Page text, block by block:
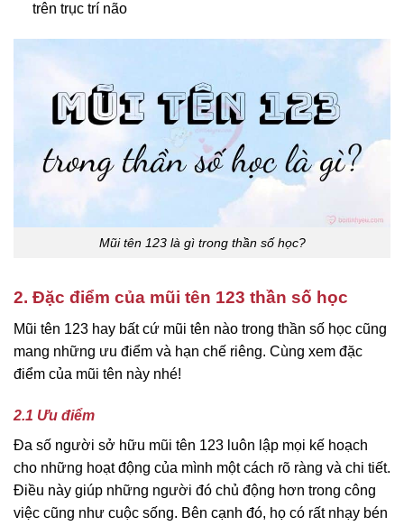
trên trục trí não
Mũi tên 123 là gì trong thần số học?
2. Đặc điểm của mũi tên 123 thần số học
Mũi tên 123 hay bất cứ mũi tên nào trong thần số học cũng
mang những ưu điểm và hạn chế riêng. Cùng xem đặc
điểm của mũi tên này nhé!
2.1 Ưu điểm
Đa số người sở hữu mũi tên 123 luôn lập mọi kế hoạch
cho những hoạt động của mình một cách rõ ràng và chi tiết.
Điều này giúp những người đó chủ động hơn trong công
việc cũng như cuộc sống. Bên cạnh đó, họ có rất nhạy bén